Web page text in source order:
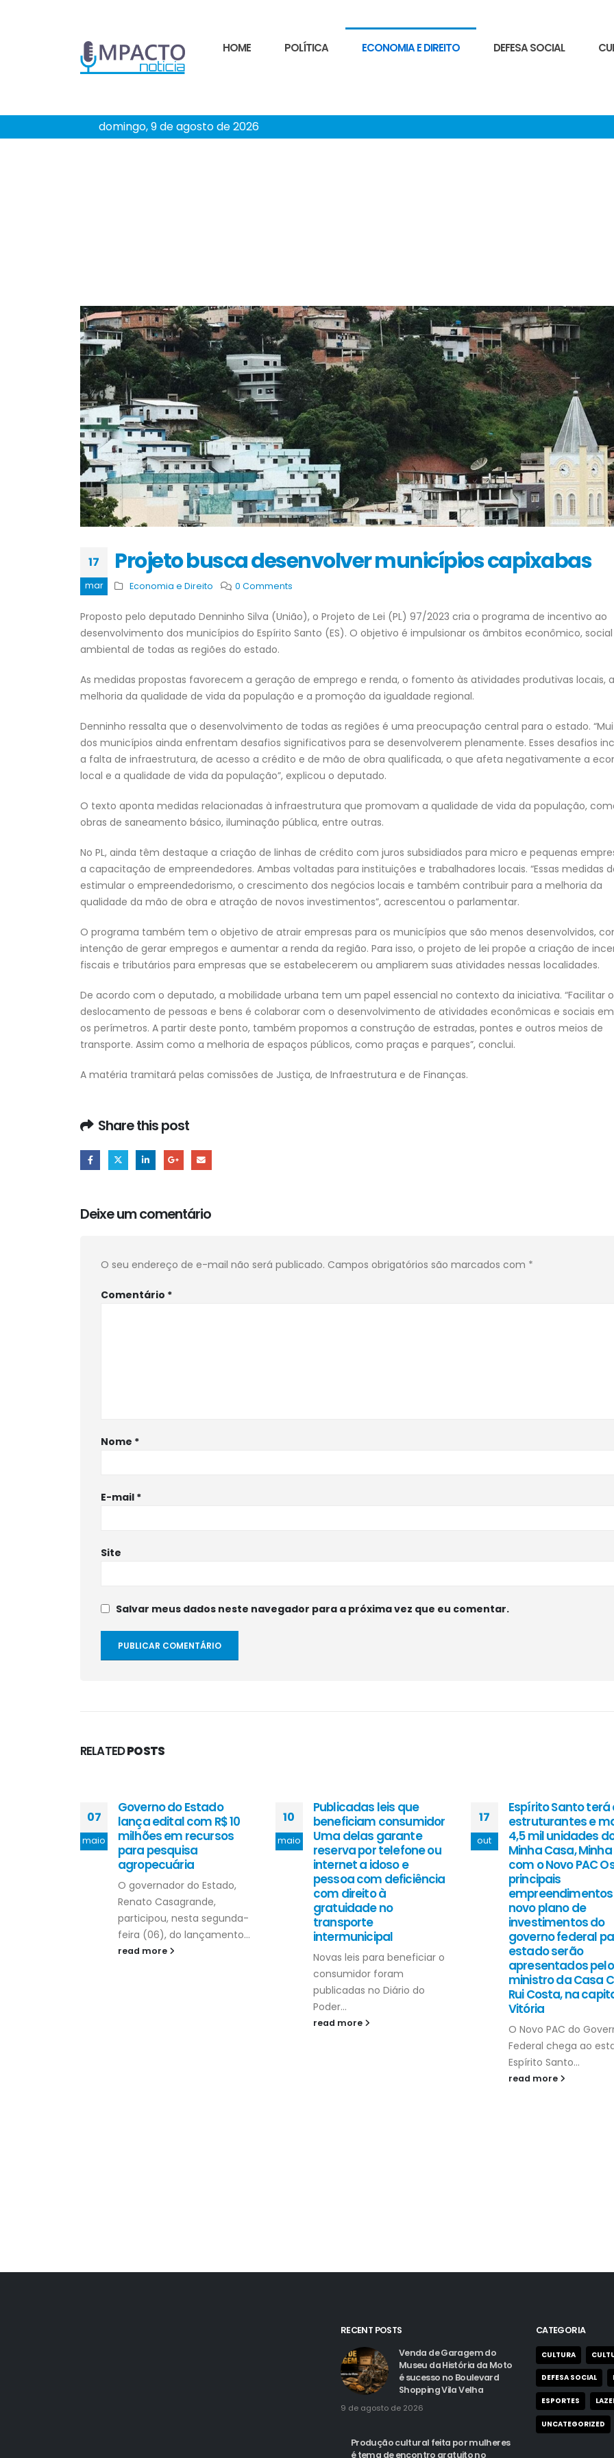
HOME POLÍTICA ECONOMIA E DIREITO DEFESA SOCIAL
domingo, 9 de agosto de 2026
17
mar
Projeto busca desenvolver municípios capixabas
Economia e Direito 0 Comments
Proposto pelo deputado Denninho Silva (União), o Projeto de Lei (PL) 97/2023 cria o programa de incentivo ao
desenvolvimento dos municípios do Espírito Santo (ES). O objetivo é impulsionar os âmbitos econômico,
ambiental de todas as regiões do estado.
As medidas propostas favorecem a geração de emprego e renda, o fomento às atividades produtivas locais, a
melhoria da qualidade de vida da população e a promoção da igualdade regional.
Denninho ressalta que o desenvolvimento de todas as regiões é uma preocupação central para o estado.
dos municípios ainda enfrentam desafios significativos para se desenvolverem plenamente. Esses desafios
a falta de infraestrutura, de acesso a crédito e de mão de obra qualificada, o que afeta negativamente a
local e a qualidade de vida da população”, explicou o deputado.
O texto aponta medidas relacionadas à infraestrutura que promovam a qualidade de vida da população,
obras de saneamento básico, iluminação pública, entre outras.
No PL, ainda têm destaque a criação de linhas de crédito com juros subsidiados para micro e pequenas
a capacitação de empreendedores. Ambas voltadas para instituições e trabalhadores locais. “Essas medidas
estimular o empreendedorismo, o crescimento dos negócios locais e também contribuir para a melhoria da
qualidade da mão de obra e atração de novos investimentos”, acrescentou o parlamentar.
O programa também tem o objetivo de atrair empresas para os municípios que são menos desenvolvidos,
intenção de gerar empregos e aumentar a renda da região. Para isso, o projeto de lei propõe a criação de
fiscais e tributários para empresas que se estabelecerem ou ampliarem suas atividades nessas localidades.
De acordo com o deputado, a mobilidade urbana tem um papel essencial no contexto da iniciativa. “Facilitar o
deslocamento de pessoas e bens é colaborar com o desenvolvimento de atividades econômicas e sociais
os perímetros. A partir deste ponto, também propomos a construção de estradas, pontes e outros meios de
transporte. Assim como a melhoria de espaços públicos, como praças e parques”, conclui.
A matéria tramitará pelas comissões de Justiça, de Infraestrutura e de Finanças.
Share this post
Deixe um comentário
O seu endereço de e-mail não será publicado. Campos obrigatórios são marcados com *
Comentário *
Nome *
E-mail *
Site
Salvar meus dados neste navegador para a próxima vez que eu comentar.
RELATEDPOSTS
07
maio
Governo do Estado
lança edital com R$ 10
milhões em recursos
para pesquisa
agropecuária
O governador do Estado,
Renato Casagrande,
participou, nesta segunda-
feira (06), do lançamento...
read more
10
maio
Publicadas leis que
beneficiam consumidor
Uma delas garante
reserva por telefone ou
internet a idoso e
pessoa com deficiência
com direito à
gratuidade no
transporte
intermunicipal
Novas leis para beneficiar o
consumidor foram
publicadas no Diário do
Poder...
read more
17
out
Espírito Santo terá
estruturantes e
4,5 mil unidades
Minha Casa,
com o Novo PAC
principais
novo plano de
investimentos do
governo federal
estado serão
apresentados pelo
ministro da Casa
Rui Costa, na
Vitória
O Novo PAC do
Federal chega ao
Espírito Santo...
read more
RECENT POSTS
Venda de Garagem do
Museu da História da Moto
é sucesso no Boulevard
Shopping Vila Velha
9 de agosto de 2026
Produção cultural feita por mulheres
é tema de encontro gratuito no
CATEGORIA
CULTURA
DEFESA SOCIAL
ESPORTES
UNCATEGORIZED